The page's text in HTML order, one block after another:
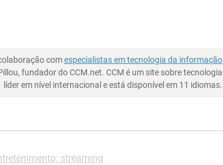
comespecialistas em tecnologia da informação
fundador do CCM.net. CCM é um site sobre tecnologia
líder em nível internacional e está disponível em 11 idiomas.
streaming